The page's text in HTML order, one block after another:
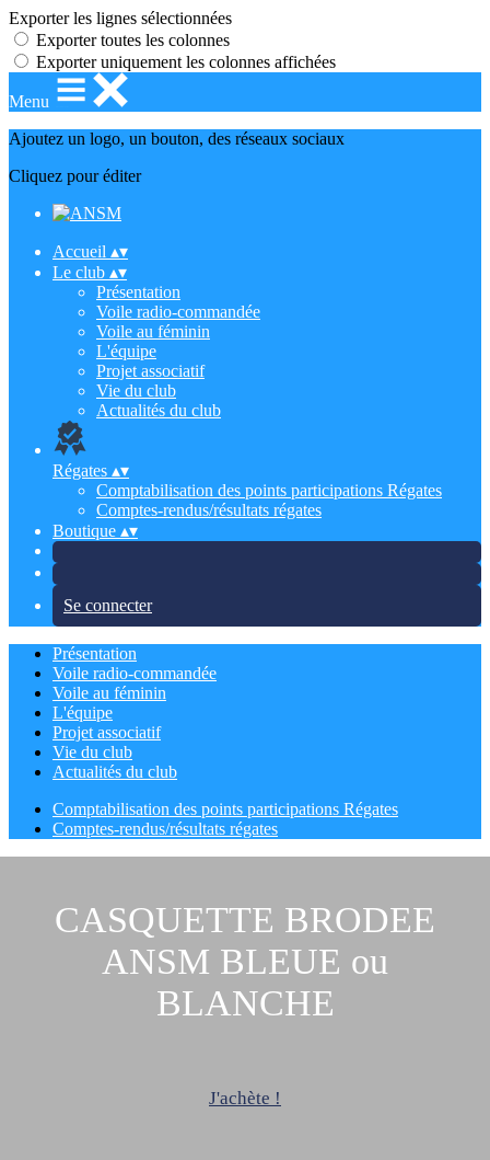
Exporter les lignes sélectionnées
Exporter toutes les colonnes
Exporter uniquement les colonnes affichées
Menu
Ajoutez un logo, un bouton, des réseaux sociaux
Cliquez pour éditer
Accueil ▴▾
Le club ▴▾
Présentation
Voile radio-commandée
Voile au féminin
L'équipe
Projet associatif
Vie du club
Actualités du club
Régates ▴▾
Comptabilisation des points participations Régates
Comptes-rendus/résultats régates
Boutique ▴▾
Se connecter
Présentation
Voile radio-commandée
Voile au féminin
L'équipe
Projet associatif
Vie du club
Actualités du club
Comptabilisation des points participations Régates
Comptes-rendus/résultats régates
CASQUETTE BRODEE
ANSM BLEUE ou
BLANCHE
J'achète !